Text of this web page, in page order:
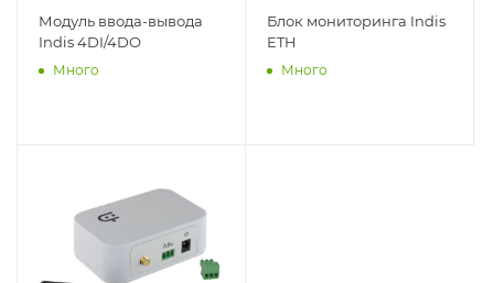
Модуль ввода-вывода
Indis 4DI/4DO
Много
Блок мониторинга Indis
ETH
Много